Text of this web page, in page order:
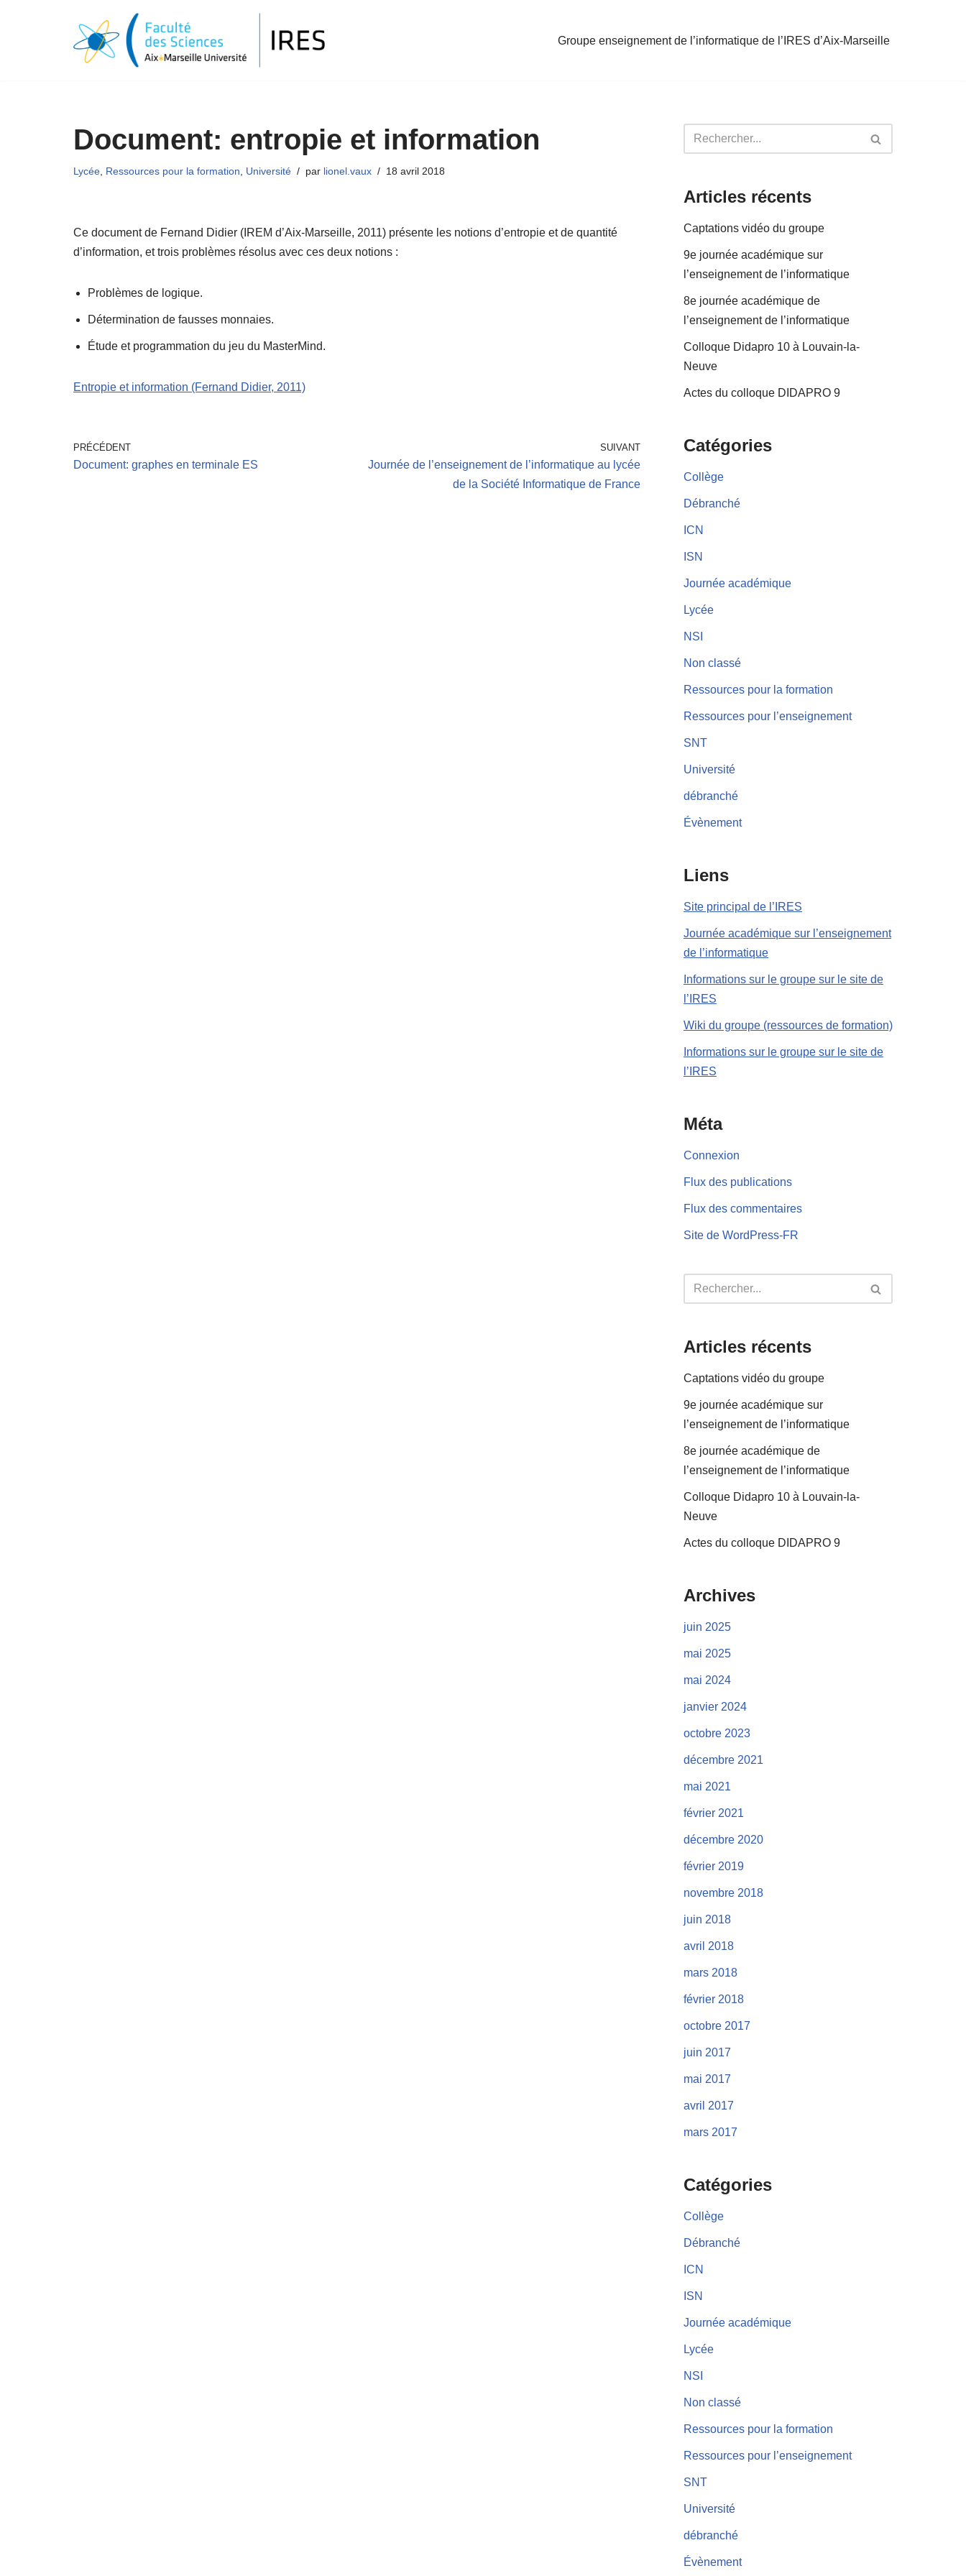
Groupe enseignement de l’informatique de l’IRES d’Aix-Marseille
Document: entropie et information
Lycée, Ressources pour la formation, Université par lionel.vaux 18 avril 2018
Ce document de Fernand Didier (IREM d’Aix-Marseille, 2011) présente les notions d’entropie et de quantité
d’information, et trois problèmes résolus avec ces deux notions :
Problèmes de logique.
Détermination de fausses monnaies.
Étude et programmation du jeu du MasterMind.
Entropie et information (Fernand Didier, 2011)
PRÉCÉDENT
Document: graphes en terminale ES
SUIVANT
Journée de l’enseignement de l’informatique au lycée
de la Société Informatique de France
Articles récents
Captations vidéo du groupe
9e journée académique sur
l’enseignement de l’informatique
8e journée académique de
l’enseignement de l’informatique
Colloque Didapro 10 à Louvain-la-
Neuve
Actes du colloque DIDAPRO 9
Catégories
Collège
Débranché
ICN
ISN
Journée académique
Lycée
NSI
Non classé
Ressources pour la formation
Ressources pour l’enseignement
SNT
Université
débranché
Évènement
Liens
Site principal de l’IRES
Journée académique sur l’enseignement
de l’informatique
Informations sur le groupe sur le site de
l’IRES
Wiki du groupe (ressources de formation)
Informations sur le groupe sur le site de
l’IRES
Méta
Connexion
Flux des publications
Flux des commentaires
Site de WordPress-FR
Articles récents
Captations vidéo du groupe
9e journée académique sur
l’enseignement de l’informatique
8e journée académique de
l’enseignement de l’informatique
Colloque Didapro 10 à Louvain-la-
Neuve
Actes du colloque DIDAPRO 9
Archives
juin 2025
mai 2025
mai 2024
janvier 2024
octobre 2023
décembre 2021
mai 2021
février 2021
décembre 2020
février 2019
novembre 2018
juin 2018
avril 2018
mars 2018
février 2018
octobre 2017
juin 2017
mai 2017
avril 2017
mars 2017
Catégories
Collège
Débranché
ICN
ISN
Journée académique
Lycée
NSI
Non classé
Ressources pour la formation
Ressources pour l’enseignement
SNT
Université
débranché
Évènement